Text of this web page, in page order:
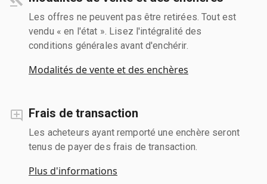
Les offres ne peuvent pas être retirées. Tout est
vendu « en l'état ». Lisez l'intégralité des
conditions générales avant d'enchérir.
Modalités de vente et des enchères
Frais de transaction
Les acheteurs ayant remporté une enchère seront
tenus de payer des frais de transaction.
Plus d'informations